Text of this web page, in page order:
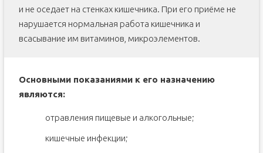
и не оседает на стенках кишечника. При его приёме не
нарушается нормальная работа кишечника и
всасывание им витаминов, микроэлементов.
Основными показаниями к его назначению
являются:
отравления пищевые и алкогольные;
кишечные инфекции;